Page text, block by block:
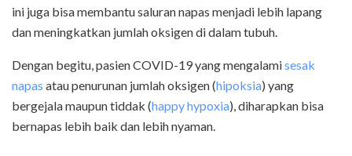
ini juga bisa membantu saluran napas menjadi lebih lapang
dan meningkatkan jumlah oksigen di dalam tubuh.
Dengan begitu, pasien COVID-19 yang mengalamisesak
napas atau penurunan jumlah oksigen (hipoksia) yang
bergejala maupun tiddak (happy hypoxia), diharapkan bisa
bernapas lebih baik dan lebih nyaman.